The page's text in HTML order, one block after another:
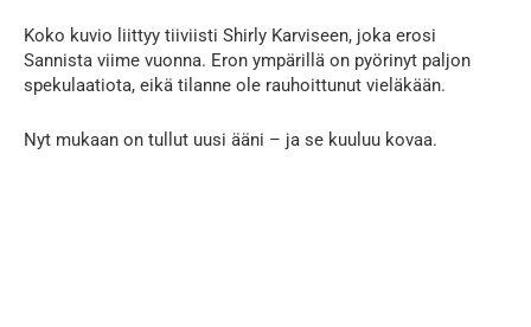
Koko kuvio liittyy tiiviisti Shirly Karviseen, joka erosi
Sannista viime vuonna. Eron ympärillä on pyörinyt paljon
spekulaatiota, eikä tilanne ole rauhoittunut vieläkään.
Nyt mukaan on tullut uusi ääni – ja se kuuluu kovaa.